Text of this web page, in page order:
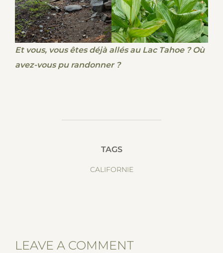
Et vous, vous êtes déjà allés au Lac Tahoe ? Où
avez-vous pu randonner ?
TAGS
CALIFORNIE
LEAVE A COMMENT